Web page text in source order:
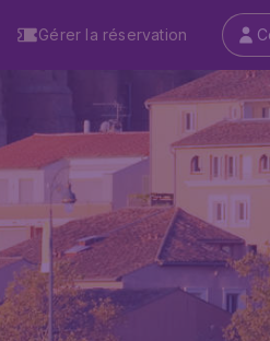
Gérer la réservation